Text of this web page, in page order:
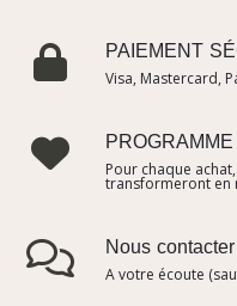
PAIEMENT
Visa, Mastercard,
Pour chaque
transformeront en
Nous contacter
A votre écoute